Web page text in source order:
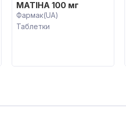
МАТІНА 100 мг
Фармак(UA)
Таблетки